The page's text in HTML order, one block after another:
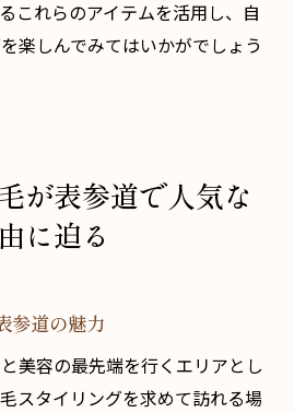
これらのアイテムを活用し、自
楽しんでみてはいかがでしょう
が表参道で人気な
に迫る
参道の魅力
美容の最先端を行くエリアとし
スタイリングを求めて訪れる場